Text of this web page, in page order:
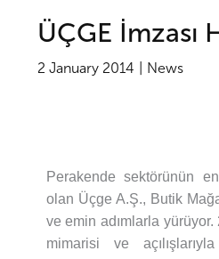
ÜÇGE İmzası
2 January 2014 News
Perakende sektörünün
olan Üçge A.Ş., Butik
ve emin adımlarla yürüyor.
mimarisi ve